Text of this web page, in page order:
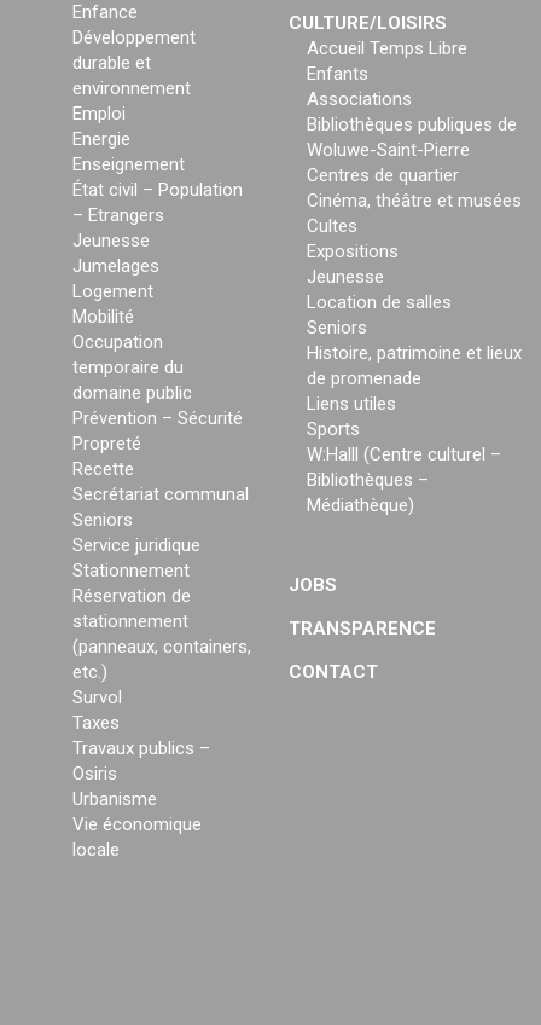
Enfance
Développement
durable et
environnement
Emploi
Energie
Enseignement
État civil – Population
– Etrangers
Jeunesse
Jumelages
Logement
Mobilité
Occupation
temporaire du
domaine public
Prévention – Sécurité
Propreté
Recette
Secrétariat communal
Seniors
Service juridique
Stationnement
Réservation de
stationnement
(panneaux, containers,
etc.)
Survol
Taxes
Travaux publics –
Osiris
Urbanisme
Vie économique
locale
CULTURE/LOISIRS
Accueil Temps Libre
Enfants
Associations
Bibliothèques publiques de
Woluwe-Saint-Pierre
Centres de quartier
Cinéma, théâtre et musées
Cultes
Expositions
Jeunesse
Location de salles
Seniors
Histoire, patrimoine et lieux
de promenade
Liens utiles
Sports
W:Halll (Centre culturel –
Bibliothèques –
Médiathèque)
JOBS
TRANSPARENCE
CONTACT